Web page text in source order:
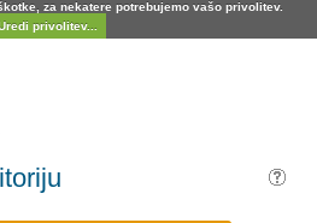
za nekatere potrebujemo vašo privolitev.
privolitev...